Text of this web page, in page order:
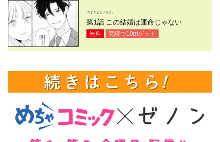
2026/07/05
第1話 この結婚は運命じゃない
無料 完読で10ptゲット